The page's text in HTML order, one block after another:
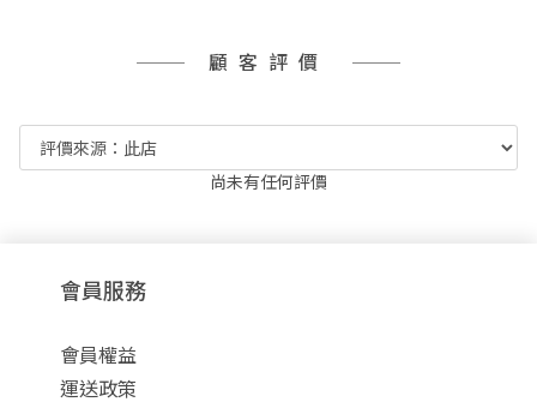
顧客評價
尚未有任何評價
會員服務
會員權益
運送政策